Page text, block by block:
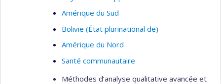
Amérique du Sud
Bolivie (État plurinational de)
Amérique du Nord
Santé communautaire
Méthodes d’analyse qualitative avancée et